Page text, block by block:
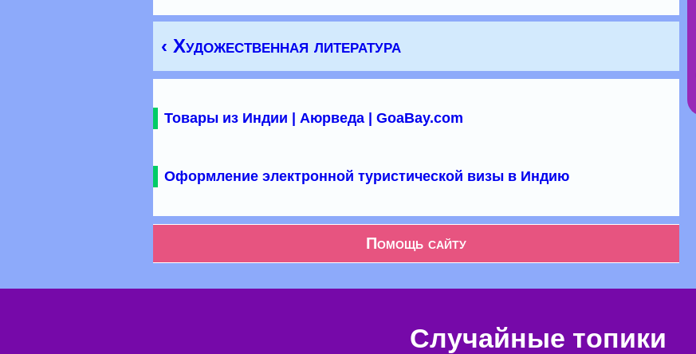
‹ Художественная литература
Товары из Индии | Аюрведа | GoaBay.com
Оформление электронной туристической визы в Индию
Помощь сайту
Случайные топики